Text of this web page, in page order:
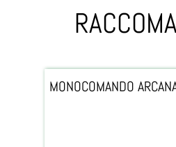
MONOCOMANDO